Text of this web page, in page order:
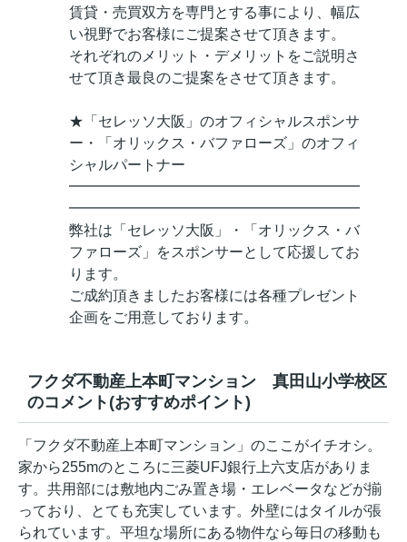
賃貸・売買双方を専門とする事により、幅広
い視野でお客様にご提案させて頂きます。
それぞれのメリット・デメリットをご説明さ
せて頂き最良のご提案をさせて頂きます。
★「セレッソ大阪」のオフィシャルスポンサ
ー・「オリックス・バファローズ」のオフィ
シャルパートナー
━━━━━━━━━━━━━━━━━━━━
━━━━━━━━━━━━━━━━━━━━
弊社は「セレッソ大阪」・「オリックス・バ
ファローズ」をスポンサーとして応援してお
ります。
ご成約頂きましたお客様には各種プレゼント
企画をご用意しております。
フクダ不動産上本町マンション 真田山小学校区
のコメント(おすすめポイント)
「フクダ不動産上本町マンション」のここがイチオシ。
家から255mのところに三菱UFJ銀行上六支店がありま
す。共用部には敷地内ごみ置き場・エレベータなどが揃
っており、とても充実しています。外壁にはタイルが張
られています。平坦な場所にある物件なら毎日の移動も